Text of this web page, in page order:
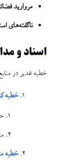
مروارید
ناگفته‌های
اسناد و
خطبه غدیر در
خطبه
خطبه